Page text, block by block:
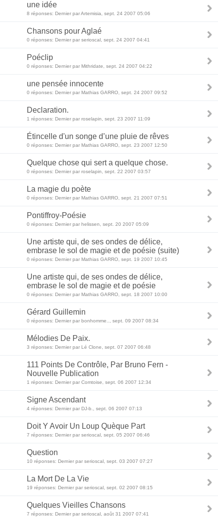
une idée
8 réponses: Dernier par Artemisia, sept. 24 2007 05:06
Chansons pour Aglaé
0 réponses: Dernier par serioscal, sept. 24 2007 04:41
Poéclip
0 réponses: Dernier par Mithridate, sept. 24 2007 04:22
une pensée innocente
0 réponses: Dernier par Mathias GARRO, sept. 24 2007 09:52
Declaration.
1 réponses: Dernier par roselapin, sept. 23 2007 11:09
Étincelle d'un songe d’une pluie de rêves
0 réponses: Dernier par Mathias GARRO, sept. 23 2007 12:50
Quelque chose qui sert a quelque chose.
0 réponses: Dernier par roselapin, sept. 22 2007 03:57
La magie du poète
0 réponses: Dernier par Mathias GARRO, sept. 21 2007 07:51
Pontiffroy-Poésie
0 réponses: Dernier par helissen, sept. 20 2007 05:09
Une artiste qui, de ses ondes de délice,
embrase le sol de magie et de poésie (suite)
0 réponses: Dernier par Mathias GARRO, sept. 19 2007 10:45
Une artiste qui, de ses ondes de délice,
embrase le sol de magie et de poésie
0 réponses: Dernier par Mathias GARRO, sept. 18 2007 10:00
Gérard Guillemin
0 réponses: Dernier par bonhomme.., sept. 09 2007 08:34
Mélodies De Paix.
3 réponses: Dernier par Lé Clone, sept. 07 2007 06:48
111 Points De Contrôle, Par Bruno Fern -
Nouvelle Publication
1 réponses: Dernier par Comtoise, sept. 06 2007 12:34
Signe Ascendant
4 réponses: Dernier par DJ-b., sept. 06 2007 07:13
Doit Y Avoir Un Loup Quèque Part
7 réponses: Dernier par serioscal, sept. 05 2007 06:46
Question
10 réponses: Dernier par serioscal, sept. 03 2007 07:27
La Mort De La Vie
19 réponses: Dernier par serioscal, sept. 02 2007 08:15
Quelques Vieilles Chansons
7 réponses: Dernier par serioscal, août 31 2007 07:41